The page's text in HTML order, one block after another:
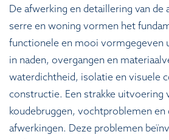
De afwerking en detaillering van de
serre en woning vormen het
functionele en mooi vormgegeven
in naden, overgangen en
waterdichtheid, isolatie en visuele
constructie. Een strakke uitvoering
koudebruggen, vochtproblemen
afwerkingen. Deze problemen